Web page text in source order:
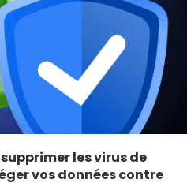
les virus de
vos données contre